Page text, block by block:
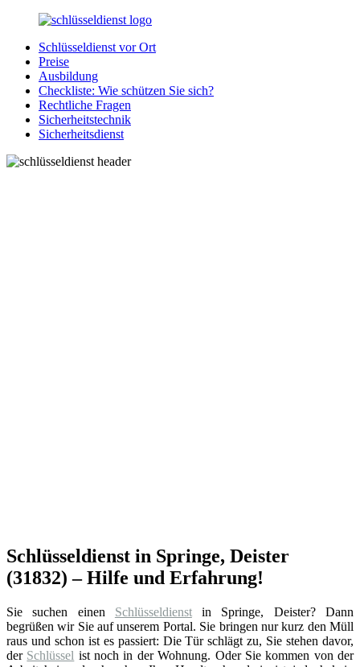
Zurück
Inhalt
SchluesseldienstDirekt.de
Ihre
Notlage
wird
gelöst!
Schlüsseldienst vor Ort
Preise
Ausbildung
Checkliste: Wie schützen Sie sich?
Rechtliche Fragen
Sicherheitstechnik
Sicherheitsdienst
Schlüsseldienst in Springe, Deister
(31832) – Hilfe und Erfahrung!
Sie suchen einen Schlüsseldienstin Springe, Deister? Dann
begrüßen wir Sie auf unserem Portal. Sie bringen nur kurz den Müll
raus und schon ist es passiert: Die Tür schlägt zu, Sie stehen davor,
der Schlüssel ist noch in der Wohnung. Oder Sie kommen von der